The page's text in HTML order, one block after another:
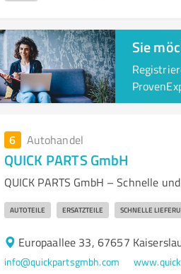
Sie
6 Autohandel
QUICK PARTS GmbH
QUICK PARTS GmbH – Schnelle
AUTOTEILE ERSATZTEILE SCHNELLE
Europaallee 33, 67657
info@quickpartsgmbh.com